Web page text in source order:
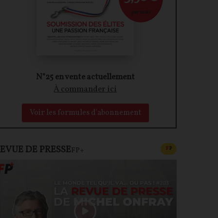
N°25 en vente actuellement
À commander ici
Voir les formules d'abonnement
par mois
DE PRESSEFP+ FPCONTENU